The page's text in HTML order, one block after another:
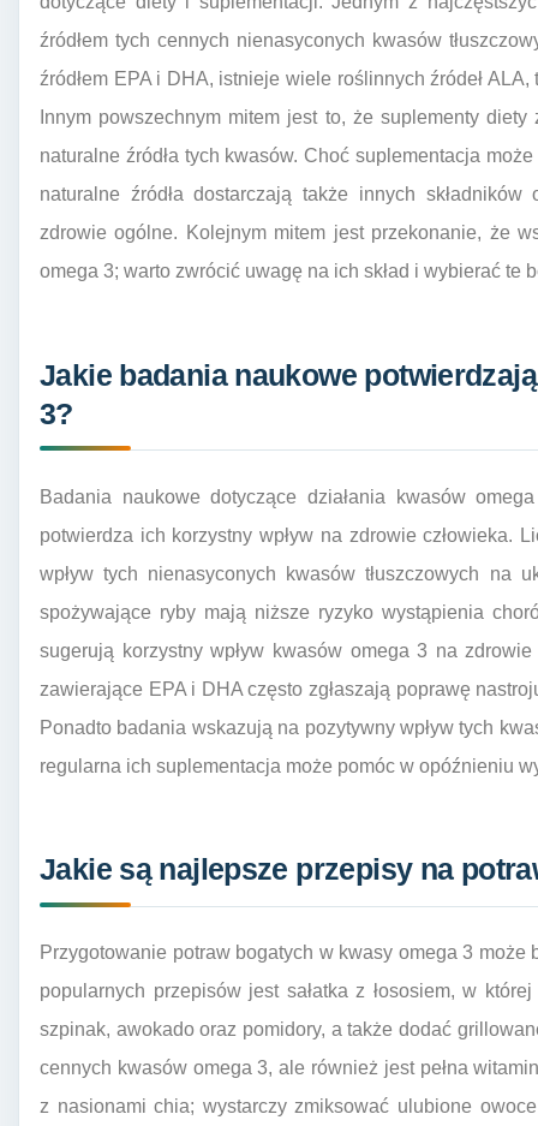
źródłem tych cennych nienasyconych kwasów
źródłem EPA i DHA, istnieje wiele roślinnych źródeł
Innym powszechnym mitem jest to, że suplementy
naturalne źródła tych kwasów. Choć suplementacja
naturalne źródła dostarczają także innych
zdrowie ogólne. Kolejnym mitem jest przekonanie, że
omega 3; warto zwrócić uwagę na ich skład i wybierać te
Jakie badania naukowe
3?
Badania naukowe dotyczące działania kwasów
potwierdza ich korzystny wpływ na zdrowie człowieka.
wpływ tych nienasyconych kwasów tłuszczowych na
spożywające ryby mają niższe ryzyko wystąpienia
sugerują korzystny wpływ kwasów omega 3 na
zawierające EPA i DHA często zgłaszają poprawę
Ponadto badania wskazują na pozytywny wpływ tych
regularna ich suplementacja może pomóc w opóźnieniu
Jakie są najlepsze przepisy na
Przygotowanie potraw bogatych w kwasy omega 3
popularnych przepisów jest sałatka z łososiem, w
szpinak, awokado oraz pomidory, a także dodać
cennych kwasów omega 3, ale również jest pełna
z nasionami chia; wystarczy zmiksować ulubione